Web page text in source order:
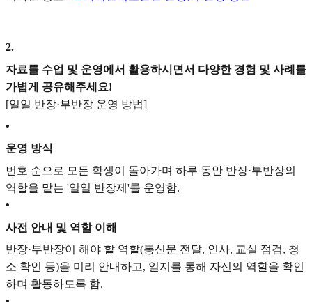
2.
자료를 수업 및 운영에서 활용하시면서 다양한 경험 및 사례를
가볍게 공유해주세요!
[일일 반장·부반장 운영 방법]
•
운영 방식
번호 순으로 모든 학생이 돌아가며 하루 동안 반장·부반장의
역할을 맡는 '일일 반장제'를 운영함.
•
사전 안내 및 역할 이해
반장·부반장이 해야 할 역할(통신문 전달, 인사, 교실 점검, 청
소 확인 등)을 미리 안내하고, 일지를 통해 자신의 역할을 확인
하며 활동하도록 함.
•